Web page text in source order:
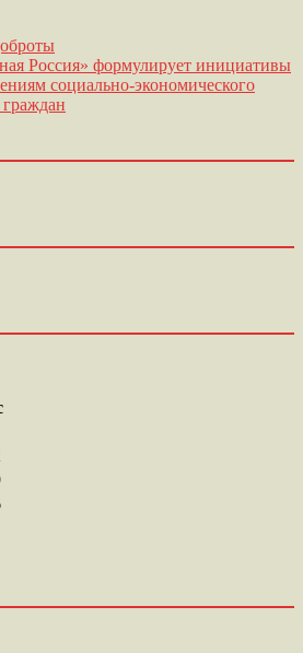
Россия» формулирует инициативы
социально-экономического